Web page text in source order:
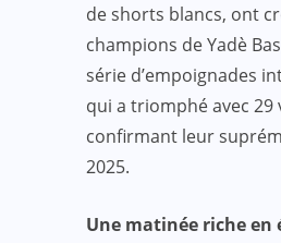
de shorts blancs, ont
champions de Yadè
série d’empoignades
qui a triomphé avec
confirmant leur
2025.
Une matinée riche en